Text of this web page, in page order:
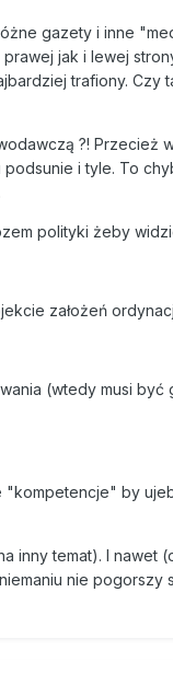
gazety i inne
jak i lewej
trafiony. Czy
?! Przecież
i tyle. To
polityki żeby
założeń
(wtedy musi być
by
inny temat). I nawet
nie pogorszy